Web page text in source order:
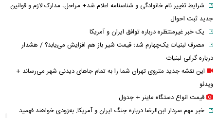
شرایط تغییر نام خانوادگی و شناسنامه اعلام شد+ مراحل، مدارک لازم و قوانین
جدید ثبت احوال
یک خبر غیرمنتظره درباره توافق ایران و آمریکا
مصرف لبنیات یک‌چهارم شد؛ قیمت شیر باز هم افزایش می‌یابد؟ / هشدار
درباره گرانی لبنیات
این نقشه جدید متروی تهران شما را به تمام جاهای دیدنی شهر می‌رساند +
ویدئو
قیمت انواع دستگاه ماینر + جدول
خبر مهم سردار ابن‌الرضا درباره جنگ ایران و آمریکا: به‌زودی خواهند فهمید